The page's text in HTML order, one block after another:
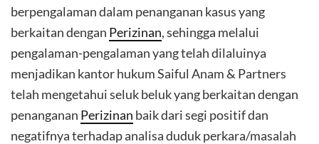
berpengalaman dalam penanganan kasus yang
berkaitan dengan Perizinan, sehingga melalui
pengalaman-pengalaman yang telah dilaluinya
menjadikan kantor hukum Saiful Anam & Partners
telah mengetahui seluk beluk yang berkaitan dengan
penanganan Perizinan baik dari segi positif dan
negatifnya terhadap analisa duduk perkara/masalah